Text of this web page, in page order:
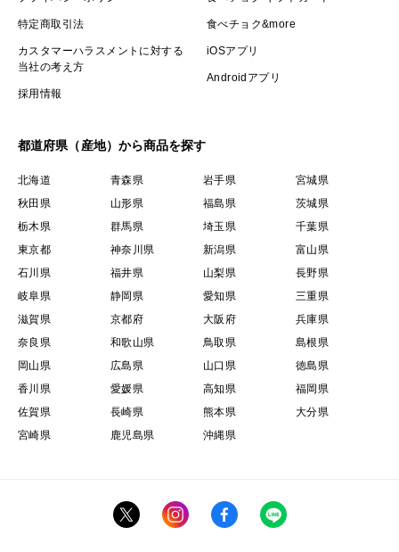
特定商取引法
カスタマーハラスメントに対する
当社の考え方
採用情報
食べチョク&more
iOSアプリ
Androidアプリ
都道府県（産地）から商品を探す
北海道 青森県 岩手県
宮城県
秋田県
山形県 福島県
茨城県
栃木県
群馬県 埼玉県
千葉県
東京都
神奈川県 新潟県
富山県
石川県
福井県 山梨県
長野県
岐阜県
静岡県 愛知県
三重県
滋賀県
京都府 大阪府
兵庫県
奈良県
和歌山県 鳥取県
島根県
岡山県
広島県 山口県
徳島県
香川県
愛媛県 高知県
福岡県
佐賀県
長崎県 熊本県
大分県
宮崎県
鹿児島県 沖縄県